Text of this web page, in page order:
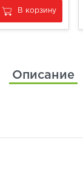
В корзину
Описание